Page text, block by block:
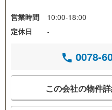
営業時間
10:00-18:00
定休日
-
0078-
この会社の物件